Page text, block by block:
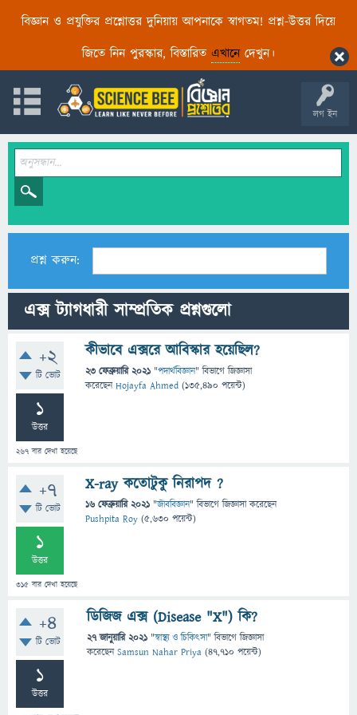
বিজ্ঞান ও প্রযুক্তির প্রশ্নোত্তর দুনিয়ায় আপনাকে স্বাগতম! প্রশ্ন-উত্তর দিয়ে
জিতে নিন পুরস্কার, বিস্তারিত এখানেদেখুন।
লগ ইন
প্রশ্ন করুন:
এক্স ট্যাগধারী সাম্প্রতিক প্রশ্নগুলো
+2
টি ভোট
1
উত্তর
267 বার দেখা হয়েছে
কীভাবে এক্সরে আবিস্কার হয়েছিল?
23 ফেব্রুয়ারি 2021 "পদার্থবিজ্ঞান" বিভাগে জিজ্ঞাসা
করেছেনHojayfa Ahmed (135,490 পয়েন্ট)
+7
টি ভোট
1
উত্তর
315 বার দেখা হয়েছে
X-ray কতোটুকু নিরাপদ ?
16 ফেব্রুয়ারি 2021 "জীববিজ্ঞান" বিভাগে জিজ্ঞাসাকরেছেন
Pushpita Roy (5,630 পয়েন্ট)
+4
টি ভোট
1
উত্তর
ডিজিজ এক্স (Disease "X") কি?
27 জানুয়ারি 2021 "স্বাস্থ্য ও চিকিৎসা" বিভাগে জিজ্ঞাসা
করেছেনSamsun Nahar Priya (47,710 পয়েন্ট)